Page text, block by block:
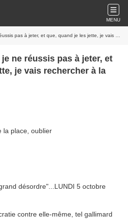
MENU
à jeter, et que, quand je les jette, je vais rechercher à la poubelle
ne réussis pas à jeter, et
je vais rechercher à la
la place, oublier
désordre"...LUNDI 5 octobre
contre elle-même, tel gallimard